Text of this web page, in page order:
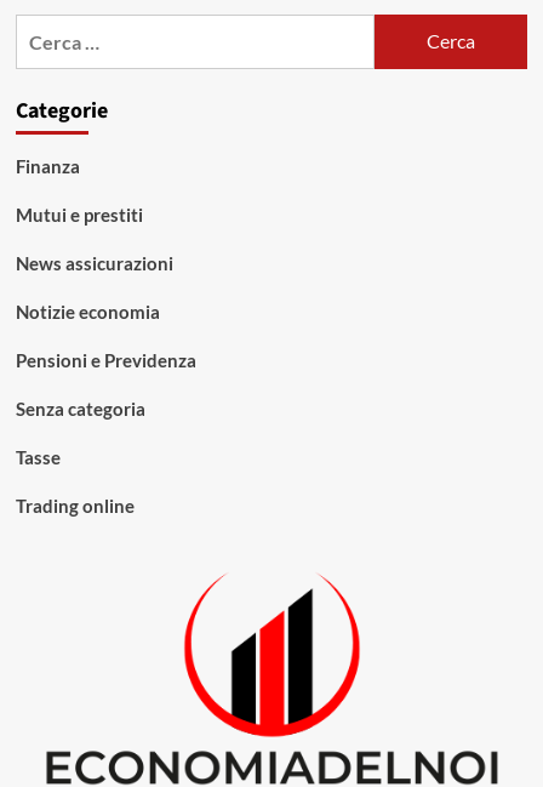
Categorie
Finanza
Mutui e prestiti
News assicurazioni
Notizie economia
Pensioni e Previdenza
Senza categoria
Tasse
Trading online